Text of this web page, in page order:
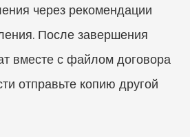
через рекомендации
После завершения
вместе с файлом договора
отправьте копию другой